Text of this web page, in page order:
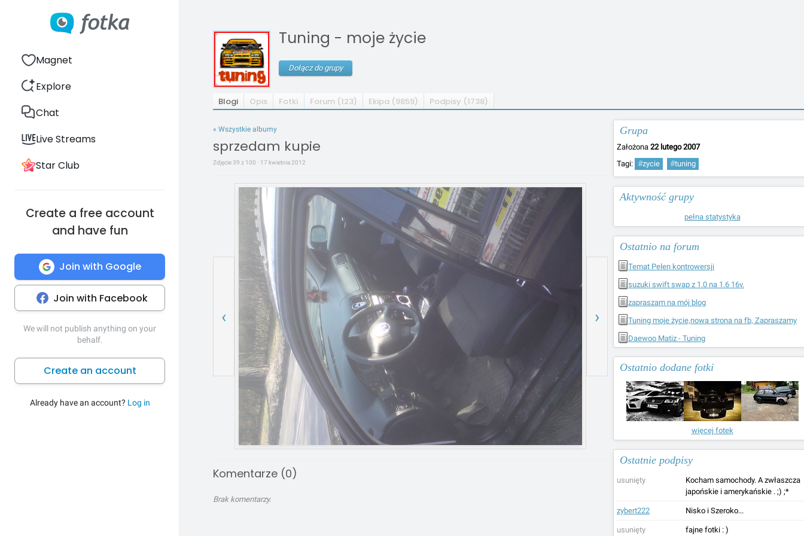
Magnet
Explore
Chat
Live Streams
Star Club
Create a free account
and have fun
Join with Google
Join with Facebook
We will not publish anything on your
behalf.
Create an account
Already have an account? Log in
Tuning - moje życie
Dołącz do grupy
Blogi Opis Fotki Forum (123) Ekipa (9859) Podpisy (1738)
Grupa
Założona 22 lutego 2007
Tagi: #zycie #tuning
Aktywność grupy
pełna statystyka
Ostatnio na forum
Temat Pelen kontrowersji
suzuki swift swap z 1.0 na 1.6 16v.
zapraszam na mój blog
Tuning moje życie,nowa strona na fb, Zapraszamy
Daewoo Matiz - Tuning
Ostatnio dodane fotki
więcej fotek
Ostatnie podpisy
usunięty
Kocham samochody. A zwłaszcza
japońskie i amerykańskie . ;) ;*
zybert222 Nisko i Szeroko...
usunięty fajne fotki : )
« Wszystkie albumy
sprzedam kupie
Zdjęcie 39 z 100 · 17 kwietnia 2012
‹ ›
Komentarze (0)
Brak komentarzy.